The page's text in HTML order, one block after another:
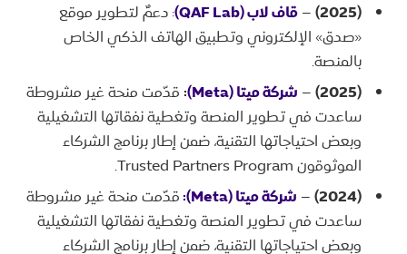
(2025)
–قاف لاب (QAF Lab)
: دعمٌ لتطوير موقع
«صدق» الإلكتروني وتطبيق الهاتف الذكي الخاص
بالمنصة.
(2025)
– شركة ميتا (Meta) : قدّمت منحة غير مشروطة
ساعدت في تطوير المنصة وتغطية نفقاتها التشغيلية
وبعض احتياجاتها التقنية، ضمن إطار برنامج الشركاء
الموثوقون Trusted Partners Program.
(2024)
– شركة ميتا (Meta):
قدّمت منحة غير مشروطة
ساعدت في تطوير المنصة وتغطية نفقاتها التشغيلية
وبعض احتياجاتها التقنية، ضمن إطار برنامج الشركاء